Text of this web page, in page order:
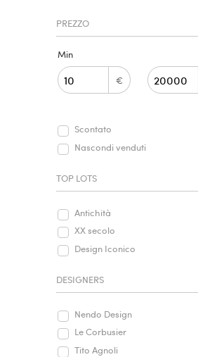
PREZZO
Min
€
Scontato
Nascondi venduti
TOP LOTS
Antichità
XX secolo
Design Iconico
DESIGNERS
Nendo Design
Le Corbusier
Tito Agnoli